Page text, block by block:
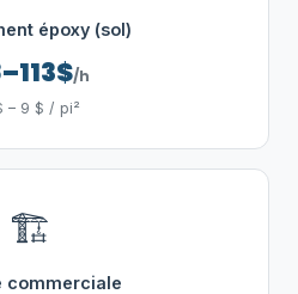
époxy (sol)
/h
– 9 $ / pi²
🏗️
commerciale